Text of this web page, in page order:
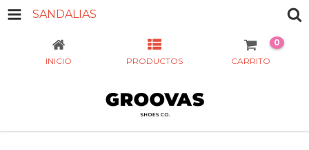
SANDALIAS
INICIO PRODUCTOS CARRITO
0